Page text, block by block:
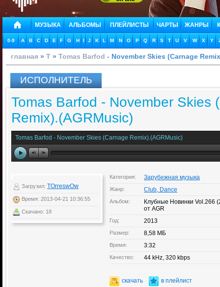
МУЗЫКА АЛЬБОМЫ ПЛЕЙЛИСТЫ ЧАРТЫ ЖАНРЫ
0-9 A B C D E F G H I J K L M N O P Q R S T U V W X Y
главная » T » Tomas Barfod - November Skies (Carnage
ИСПОЛНИТЕЛЬ
Tomas Barfod - November Skies
Remix).(AGRMusic)
Tomas Barfod - November Skies (Carnage Remix).(AGRMusic)
Загрузил: TOrreswOw
Время: 2013-04-21 10:36:55
Скачано: 18
Категория: Зарубежная музыка
Жанр: Club, Dance
Альбом:
Клубные Новинки Vol.266
от AGR
Год: 2013
Размер: 8,58 МБ
Время: 3:32
Качество: 44 kHz, 320 kbps
скачать в плейлист